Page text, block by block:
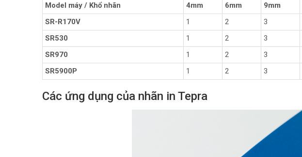
Model máy / Khổ nhãn 4mm 6mm 9mm
SR-R170V
1 2 3
SR530
1 2 3
SR970
1 2 3
SR5900P
1 2 3
Các ứng dụng của nhãn in Tepra